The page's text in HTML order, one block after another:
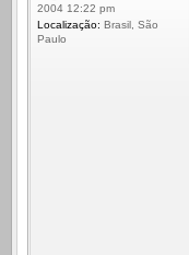
2004 12:22 pm
Localização: Brasil, São
Paulo